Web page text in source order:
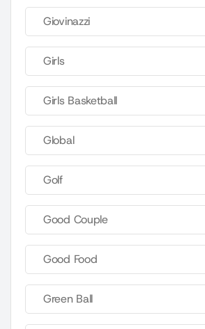
Giovinazzi
Girls
Girls Basketball
Global
Golf
Good Couple
Good Food
Green Ball